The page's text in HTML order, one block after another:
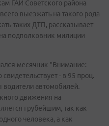
ГАИ Советского района
выезжать на такого рода
таких ДТП, рассказывает
подполковник милиции
месячник "Внимание:
- в 95 проц.
автомобилей.
движения на
грубейшим, так как
человека, а как